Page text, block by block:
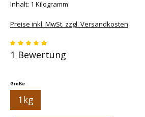
Inhalt: 1 Kilogramm
Preise inkl. MwSt. zzgl. Versandkosten
Durchschnittliche Bewertung
1 Bewertung
Größeauswählen
1kg